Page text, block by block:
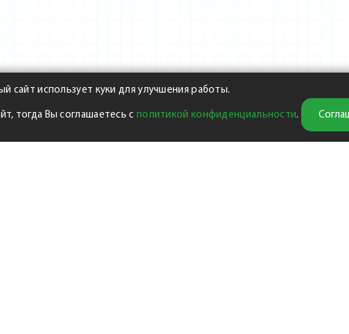
сайт использует куки для улучшения работы.
тогда Вы соглашаетесь с политикой конфиденциальности.